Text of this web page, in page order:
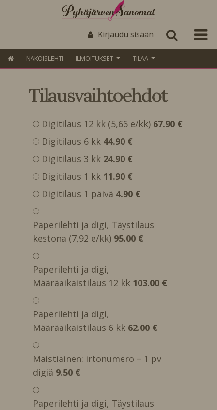
Kirjaudu sisään
NÄKÖISLEHTI ILMOITUKSET TILAA
Tilausvaihtoehdot
Digitilaus 12 kk (5,66 e/kk) 67.90 €
Digitilaus 6 kk 44.90 €
Digitilaus 3 kk 24.90 €
Digitilaus 1 kk 11.90 €
Digitilaus 1 päivä 4.90 €
Paperilehti ja digi, Täystilaus
kestona (7,92 e/kk) 95.00 €
Paperilehti ja digi,
Määräaikaistilaus 12 kk 103.00 €
Paperilehti ja digi,
Määräaikaistilaus 6 kk 62.00 €
Maistiainen: irtonumero + 1 pv
digiä 9.50 €
Paperilehti ja digi, Täystilaus